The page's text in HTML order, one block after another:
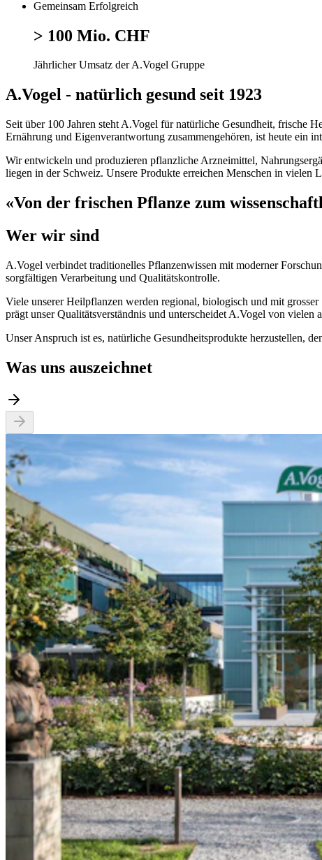
Gemeinsam Erfolgreich
> 100 Mio. CHF
Jährlicher Umsatz der A.Vogel Gruppe
A.Vogel - natürlich gesund seit 1923
Seit über 100 Jahren steht A.Vogel für natürliche Gesundheit, frische
Ernährung und Eigenverantwortung zusammengehören, ist heute ein
Wir entwickeln und produzieren pflanzliche Arzneimittel,
liegen in der Schweiz. Unsere Produkte erreichen Menschen in
«Von der frischen Pflanze zum
Wer wir sind
A.Vogel verbindet traditionelles Pflanzenwissen mit moderner
sorgfältigen Verarbeitung und Qualitätskontrolle.
Viele unserer Heilpflanzen werden regional, biologisch und mit
prägt unser Qualitätsverständnis und unterscheidet A.Vogel von vielen
Unser Anspruch ist es, natürliche Gesundheitsprodukte herzustellen,
Was uns auszeichnet